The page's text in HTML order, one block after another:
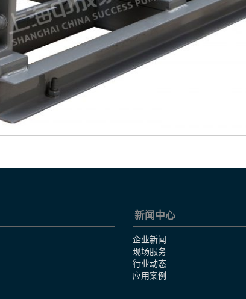
新闻中心
企业新闻
现场服务
行业动态
应用案例